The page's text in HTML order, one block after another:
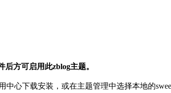
方可启用此zblog主题。
中心下载安装，或在主题管理中选择本地的